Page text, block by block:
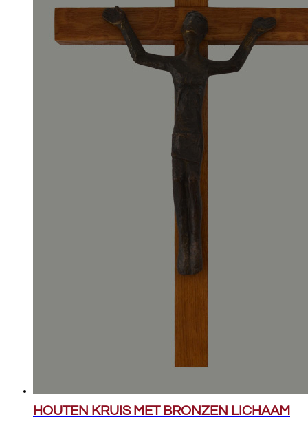
HOUTEN KRUIS MET BRONZEN LICHAAM